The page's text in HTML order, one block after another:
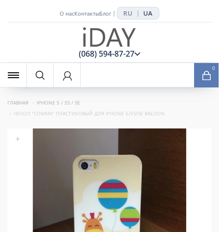
О насКонтактыБлог | RU | UA
(068) 594-87-27
0
ГЛАВНАЯ
IPHONE 5 / 5S / SE
ЧЕХОЛ "COMMA" ПЛАСТИКОВЫЙ ДЛЯ IPHONE 5/5S/SE BALOON
+